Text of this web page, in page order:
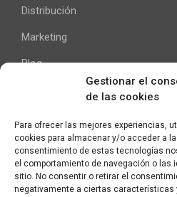
Gestionar el
de las cookies
Para ofrecer las mejores experiencias,
cookies para almacenar y/o acceder a
consentimiento de estas tecnologías
el comportamiento de navegación o
sitio. No consentir o retirar el
negativamente a ciertas características
Distribución
Marketing
Blog
Ayuda
Contacto
Aviso Legal